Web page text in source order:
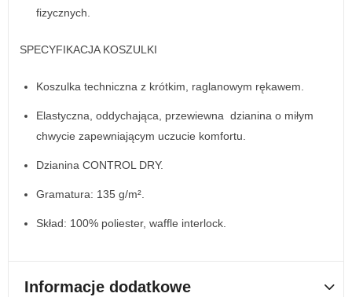
fizycznych.
SPECYFIKACJA KOSZULKI
Koszulka techniczna z krótkim, raglanowym rękawem.
Elastyczna, oddychająca, przewiewna dzianina o miłym
chwycie zapewniającym uczucie komfortu.
Dzianina CONTROL DRY.
Gramatura: 135 g/m².
Skład: 100% poliester, waffle interlock.
Informacje dodatkowe